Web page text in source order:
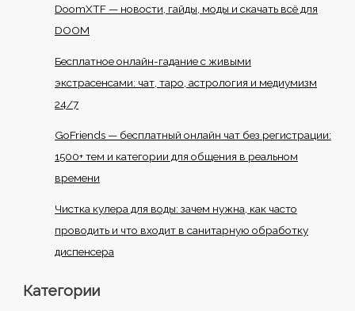
DoomXTF — новости, гайды, моды и скачать всё для
DOOM
Бесплатное онлайн-гадание с живыми
экстрасенсами: чат, таро, астрология и медиумизм
24/7
GoFriends — бесплатный онлайн чат без регистрации:
1500+ тем и категории для общения в реальном
времени
Чистка кулера для воды: зачем нужна, как часто
проводить и что входит в санитарную обработку
диспенсера
Категории